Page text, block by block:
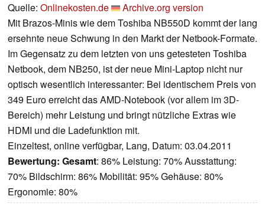
Quelle: Onlinekosten.de
Archive.org version
Mit Brazos-Minis wie dem Toshiba NB550D kommt der lang
ersehnte neue Schwung in den Markt der Netbook-Formate.
Im Gegensatz zu dem letzten von uns getesteten Toshiba
Netbook, dem NB250, ist der neue Mini-Laptop nicht nur
optisch wesentlich interessanter: Bei identischem Preis von
349 Euro erreicht das AMD-Notebook (vor allem im 3D-
Bereich) mehr Leistung und bringt nützliche Extras wie
HDMI und die Ladefunktion mit.
Einzeltest, online verfügbar, Lang, Datum: 03.04.2011
Bewertung: Gesamt: 86% Leistung: 70% Ausstattung:
70% Bildschirm: 86% Mobilität: 95% Gehäuse: 80%
Ergonomie: 80%